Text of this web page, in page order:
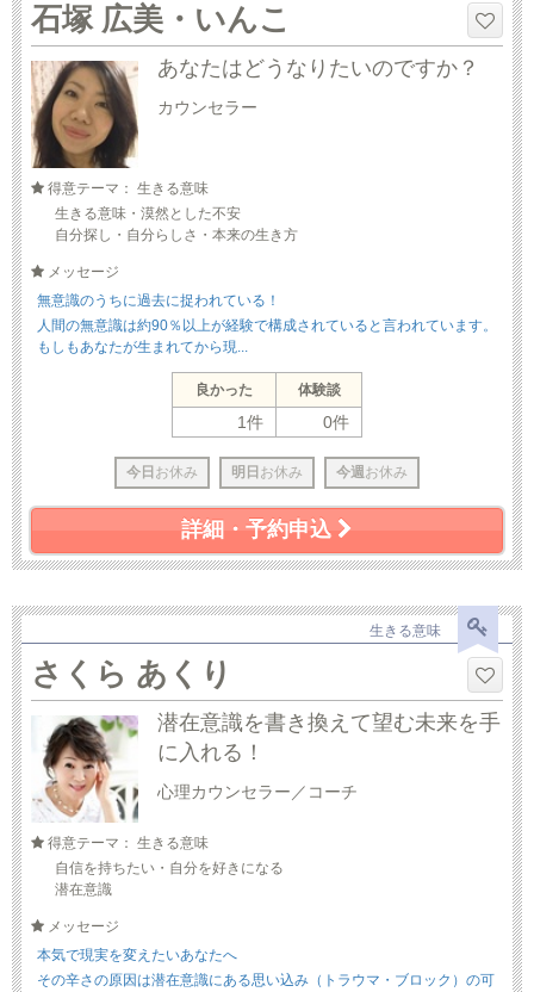
石塚 広美・いんこ
あなたはどうなりたいのですか？
カウンセラー
得意テーマ： 生きる意味
生きる意味・漠然とした不安
自分探し・自分らしさ・本来の生き方
メッセージ
無意識のうちに過去に捉われている！
人間の無意識は約90％以上が経験で構成されていると言われています。
もしもあなたが生まれてから現...
良かった 体験談
1件 0件
今日 お休み 明日 お休み 今週 お休み
詳細・予約申込
生きる意味
さくら あくり
潜在意識を書き換えて望む未来を手
に入れる！
心理カウンセラー／コーチ
得意テーマ： 生きる意味
自信を持ちたい・自分を好きになる
潜在意識
メッセージ
本気で現実を変えたいあなたへ
その辛さの原因は潜在意識にある思い込み（トラウマ・ブロック）の可